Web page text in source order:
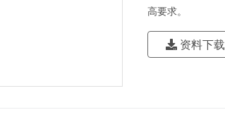
高要求。
资料下载